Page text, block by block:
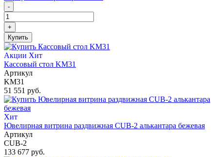
-
+
Купить
Акции Хит
Кассовый стол KM31
Артикул
KM31
51 551 руб.
Хит
Ювелирная витрина раздвижная CUB-2 алькантара бежевая
Артикул
CUB-2
133 677 руб.